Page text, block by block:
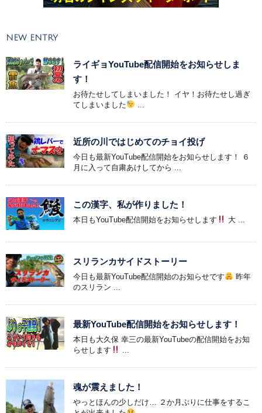
NEW ENTRY
ライギョYouTube配信開始をお知らせしま
す！
お待たせしてしまいました！ イヤ！お待たせし過ぎ
てしまいました
近所の川ではじめてのチョイ投げ
今日も最新YouTube配信開始をお知らせします！ ６
月に入って自粛あけしてから ...
この漢字、私が作りました！
本日もYouTube配信開始をお知らせします 大 ...
スリランカサイドストーリー
今日も最新YouTube配信開始のお知らせです
昨年
のスリラン ...
最新YouTube配信開始をお知らせします！
本日も大久保 幸三の最新YouTubeの配信開始をお知
らせします
魂が震えました！
やっとほんの少しだけ… ２か月ぶりに仕事をするこ